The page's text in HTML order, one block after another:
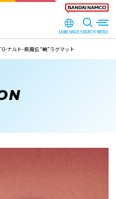
LANGUAGESEARCH
ナルト- 疾風伝 “暁”ラグマット